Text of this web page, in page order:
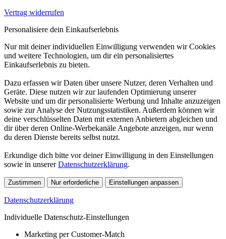
Vertrag widerrufen
Personalisiere dein Einkaufserlebnis
Nur mit deiner individuellen Einwilligung verwenden wir Cookies
und weitere Technologien, um dir ein personalisiertes
Einkaufserlebnis zu bieten.
Dazu erfassen wir Daten über unsere Nutzer, deren Verhalten und
Geräte. Diese nutzen wir zur laufenden Optimierung unserer
Website und um dir personalisierte Werbung und Inhalte anzuzeigen
sowie zur Analyse der Nutzungsstatistiken. Außerdem können wir
deine verschlüsselten Daten mit externen Anbietern abgleichen und
dir über deren Online-Werbekanäle Angebote anzeigen, nur wenn
du deren Dienste bereits selbst nutzt.
Erkundige dich bitte vor deiner Einwilligung in den Einstellungen
sowie in unsererDatenschutzerklärung.
Zustimmen Nur erforderliche Einstellungen anpassen
Datenschutzerklärung
Individuelle Datenschutz-Einstellungen
Marketing per Customer-Match